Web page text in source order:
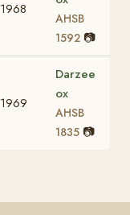
1968
AHSB
1592 📷
1969
Darzee
ox
AHSB
1835 📷